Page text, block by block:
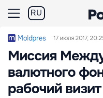
RU
Moldpres 17 июля 2017,
Миссия
валютного
рабочий